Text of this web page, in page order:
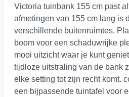
Victoria tuinbank 155 cm past
afmetingen van 155 cm lang is
verschillende buitenruimtes.
boom voor een schaduwrijke
mooi uitzicht waar je kunt
tijdloze uitstraling van de bank
elke setting tot zijn recht komt.
een bijpassende tuintafel voor